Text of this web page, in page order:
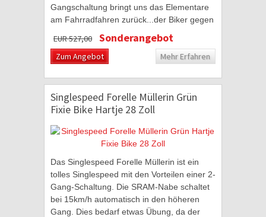
Gangschaltung bringt uns das Elementare
am Fahrradfahren zurück...der Biker gegen
EUR 527,00 Sonderangebot
Zum Angebot Mehr Erfahren
Singlespeed Forelle Müllerin Grün
Fixie Bike Hartje 28 Zoll
Das Singlespeed Forelle Müllerin ist ein
tolles Singlespeed mit den Vorteilen einer 2-
Gang-Schaltung. Die SRAM-Nabe schaltet
bei 15km/h automatisch in den höheren
Gang. Dies bedarf etwas Übung, da der